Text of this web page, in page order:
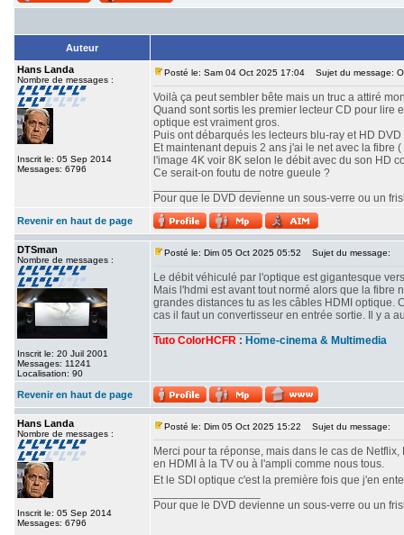
Auteur
Hans Landa
Nombre de messages :
Inscrit le: 05 Sep 2014
Messages: 6796
Posté le: Sam 04 Oct 2025 17:04 Sujet du message:
Voilà ça peut sembler bête mais un truc a attiré
Quand sont sortis les premier lecteur CD pour lire
optique est vraiment gros.
Puis ont débarqués les lecteurs blu-ray et HD
Et maintenant depuis 2 ans j'ai le net avec la fibre
l'image 4K voir 8K selon le débit avec du son HD
Ce serait-on foutu de notre gueule ?
Pour que le DVD devienne un sous-verre ou un
Revenir en haut de page
DTSman
Nombre de messages :
Inscrit le: 20 Juil 2001
Messages: 11241
Localisation: 90
Posté le: Dim 05 Oct 2025 05:52 Sujet du message:
Le débit véhiculé par l'optique est gigantesque
Mais l'hdmi est avant tout normé alors que la fibre
grandes distances tu as les câbles HDMI optique.
cas il faut un convertisseur en entrée sortie. Il y a
Tuto ColorHCFR : Home-cinema & Multimedia
Revenir en haut de page
Hans Landa
Nombre de messages :
Inscrit le: 05 Sep 2014
Messages: 6796
Posté le: Dim 05 Oct 2025 15:22 Sujet du message:
Merci pour ta réponse, mais dans le cas de
en HDMI à la TV ou à l'ampli comme nous tous.
Et le SDI optique c'est la première fois que j'en
Pour que le DVD devienne un sous-verre ou un